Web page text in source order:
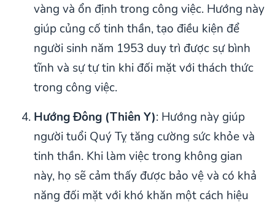
vàng và ổn định trong công việc. Hướng này
giúp củng cố tinh thần, tạo điều kiện để
người sinh năm 1953 duy trì được sự bình
tĩnh và sự tự tin khi đối mặt với thách thức
trong công việc.
Hướng Đông (Thiên Y): Hướng này giúp
người tuổi Quý Tỵ tăng cường sức khỏe và
tinh thần. Khi làm việc trong không gian
này, họ sẽ cảm thấy được bảo vệ và có khả
năng đối mặt với khó khăn một cách hiệu